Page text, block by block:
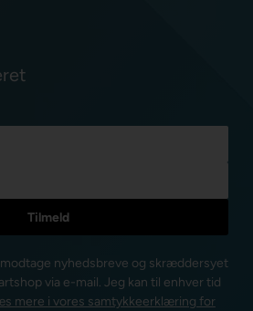
nyhedsbreve og skræddersyet
via e-mail. Jeg kan til enhver tid
mere i vores samtykkeerklæring for